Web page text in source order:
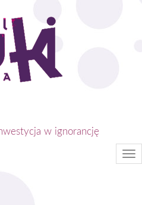
w ignorancję